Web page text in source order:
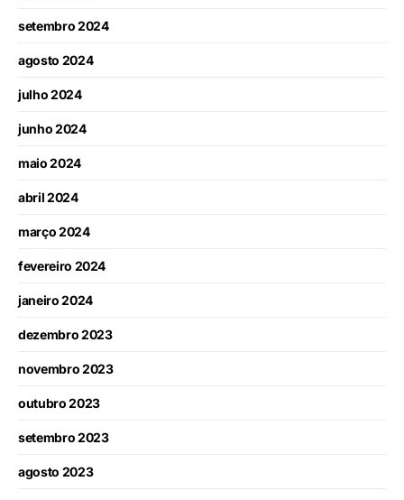
setembro 2024
agosto 2024
julho 2024
junho 2024
maio 2024
abril 2024
março 2024
fevereiro 2024
janeiro 2024
dezembro 2023
novembro 2023
outubro 2023
setembro 2023
agosto 2023